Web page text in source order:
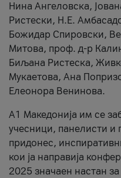
Нина Ангеловска,
Ристески, Н.Е.
Божидар Спировски,
Митова, проф. д-р
Биљана Ристеска,
Мукаетова, Ана
Елеонора Венинова.
А1 Македонија им се
учесници, панелисти и
придонес,
кои ја направија
2025 значаен настан